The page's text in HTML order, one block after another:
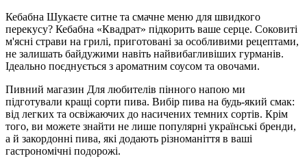
Кебабна Шукаєте ситне та смачне меню для швидкого
перекусу? Кебабна «Квадрат» підкорить ваше серце. Соковиті
м'ясні страви на грилі, приготовані за особливими рецептами,
не залишать байдужими навіть найвибагливіших гурманів.
Ідеально поєднується з ароматним соусом та овочами.
Пивний магазин Для любителів пінного напою ми
підготували кращі сорти пива. Вибір пива на будь-який смак:
від легких та освіжаючих до насичених темних сортів. Крім
того, ви можете знайти не лише популярні українські бренди,
а й закордонні пива, які додають різноманіття в ваші
гастрономічні подорожі.